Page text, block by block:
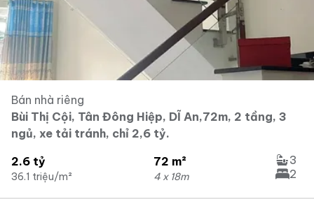
Bán nhà riêng
Bùi Thị Cội, Tân Đông Hiệp, DĨ An,72m, 2 tầng, 3
ngủ, xe tải tránh, chỉ 2,6 tỷ.
2.6 tỷ
36.1 triệu/m²
72 m²
4 x 18m
3
2